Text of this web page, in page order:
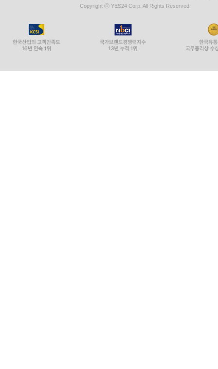
Copyright ⓒ YES24 Corp. All Rights Reserved.